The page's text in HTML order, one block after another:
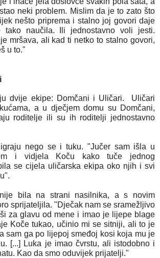
neki problem. Mislim da je to zato što
nešto priprema i stalno joj govori daje
tako naučila. Ili jednostavno voli jesti.
mršava, ali kad ti netko to stalno govori,
u to."
dvije ekipe: Domčani i Uličari. Uličari
a u dječjem domu su Domčani,
roditelje ili su ih roditelji jednostavno
nego se i tuku. "Jučer sam išla u
i vidjela Koču kako tuče jednog
se cijela uličarska ekipa oko njih i svi
bila na strani nasilnika, a s novim
sprijateljila. "Dječak nam se sramežljivo
za glavu od mene i imao je lijepe blage
Koče tukao, učinio mi se sitniji, ali to je
sam ga po lijepoj smeđoj kosi koja mu je
[...] Luka je imao čvrstu, ali istodobno i
Kao da smo oduvijek prijatelji."